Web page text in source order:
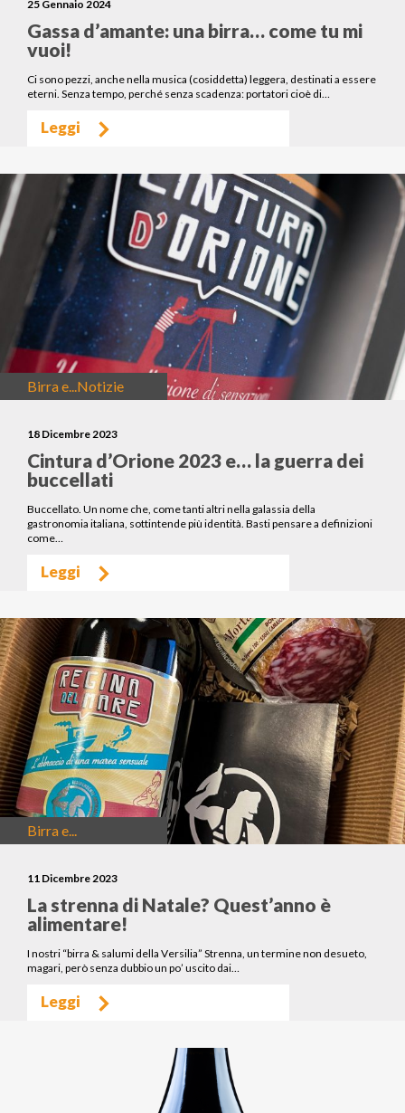
25 Gennaio 2024
Gassa d’amante: una birra… come tu mi
vuoi!
Ci sono pezzi, anche nella musica (cosiddetta) leggera, destinati a essere
eterni. Senza tempo, perché senza scadenza: portatori cioè di…
Leggi
Birra e...Notizie
18 Dicembre 2023
Cintura d’Orione 2023 e… la guerra dei
buccellati
Buccellato. Un nome che, come tanti altri nella galassia della
gastronomia italiana, sottintende più identità. Basti pensare a definizioni
come…
Leggi
Birra e...
11 Dicembre 2023
La strenna di Natale? Quest’anno è
alimentare!
I nostri “birra & salumi della Versilia” Strenna, un termine non desueto,
magari, però senza dubbio un po’ uscito dai…
Leggi